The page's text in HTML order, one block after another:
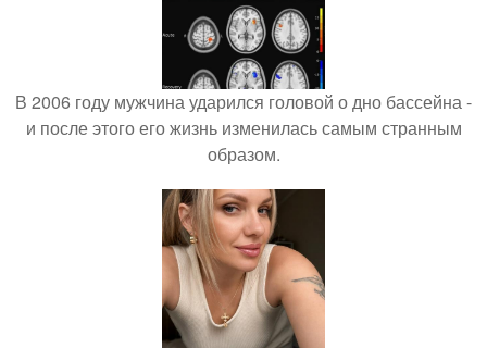
В 2006 году мужчина ударился головой о дно бассейна -
и после этого его жизнь изменилась самым странным
образом.